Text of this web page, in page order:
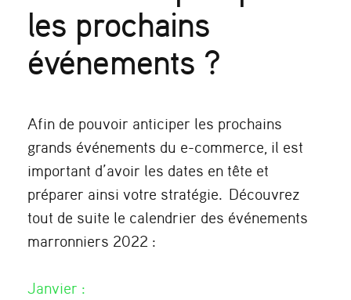
les prochains
événements ?
Afin de pouvoir anticiper les prochains
grands événements du e-commerce, il est
important d’avoir les dates en tête et
préparer ainsi votre stratégie. Découvrez
tout de suite le calendrier des événements
marronniers 2022 :
Janvier :